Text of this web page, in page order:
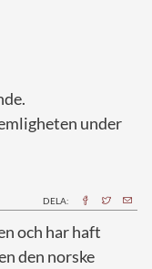
under
DELA:
och har haft
den norske